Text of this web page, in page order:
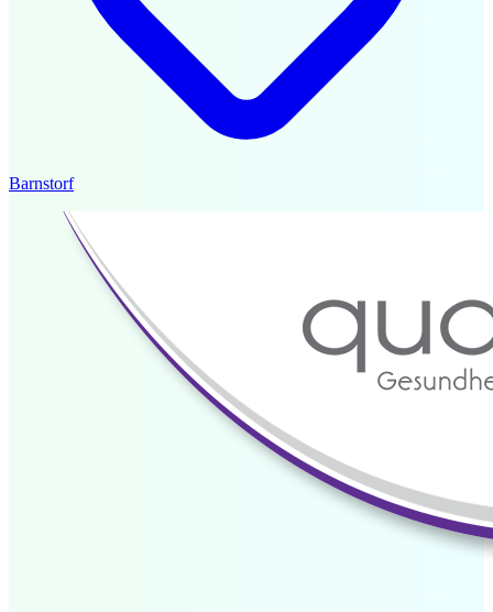
Barnstorf